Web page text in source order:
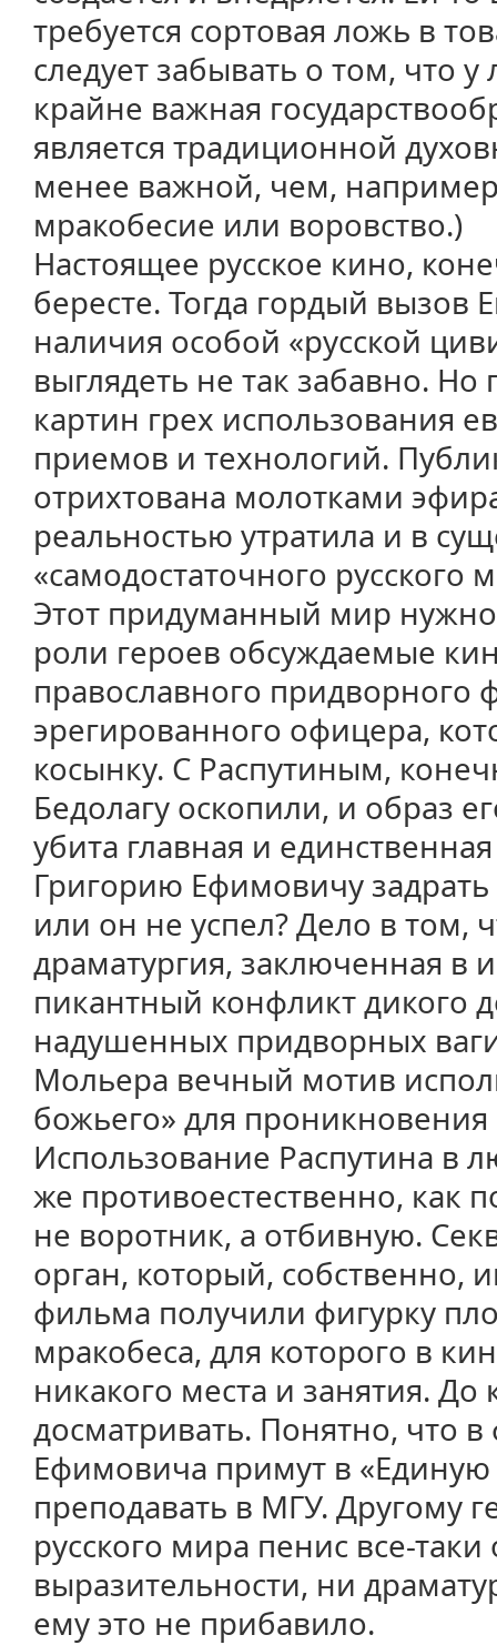
требуется сортовая ложь в
следует забывать о том, что
крайне важная
является традиционной
менее важной, чем,
мракобесие или воровство.)
Настоящее русское кино,
бересте. Тогда гордый вызов
наличия особой «русской
выглядеть не так забавно. Но
картин грех использования
приемов и технологий.
отрихтована молотками
реальностью утратила и в
«самодостаточного русского
Этот придуманный мир
роли героев обсуждаемые
православного придворного
эрегированного офицера,
косынку. С Распутиным,
Бедолагу оскопили, и образ
убита главная и
Григорию Ефимовичу
или он не успел? Дело в том,
драматургия, заключенная в
пикантный конфликт дикого
надушенных придворных
Мольера вечный мотив
божьего» для
Использование Распутина в
же противоестественно, как
не воротник, а отбивную.
орган, который, собственно,
фильма получили фигурку
мракобеса, для которого в
никакого места и занятия.
досматривать. Понятно, что
Ефимовича примут в
преподавать в МГУ. Другому
русского мира пенис все-
выразительности, ни
ему это не прибавило.